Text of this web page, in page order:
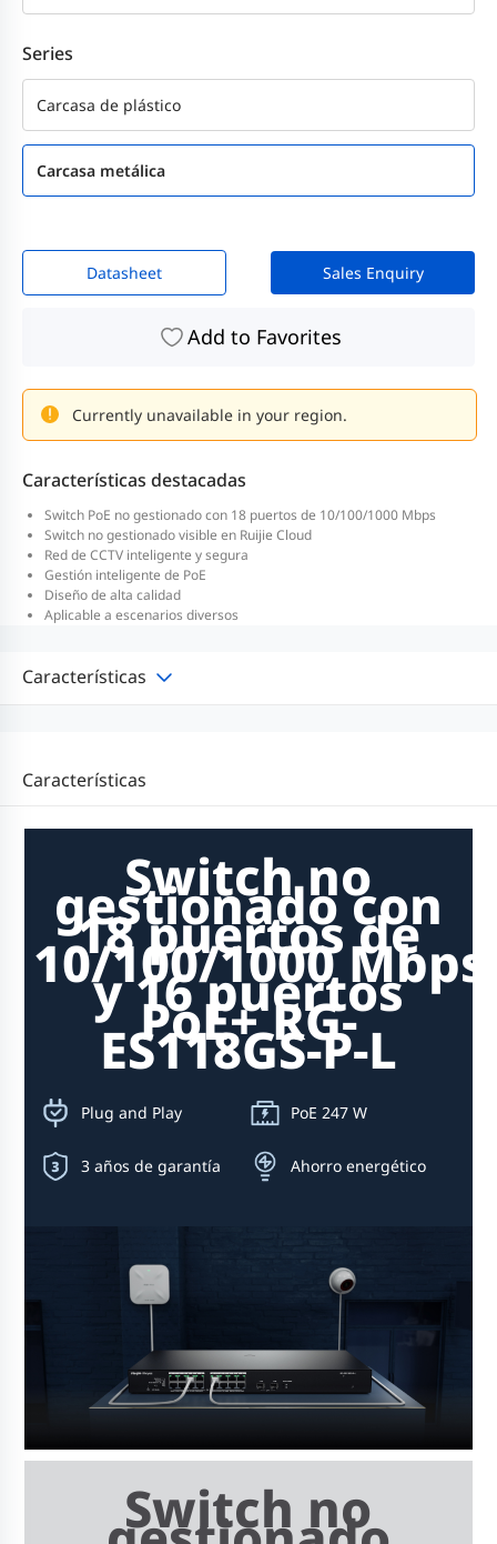
Series
Carcasa de plástico
Carcasa metálica
Datasheet Sales Enquiry
Add to Favorites
Currently unavailable in your region.
Características destacadas
Switch PoE no gestionado con 18 puertos de 10/100/1000 Mbps
Switch no gestionado visible en Ruijie Cloud
Red de CCTV inteligente y segura
Gestión inteligente de PoE
Diseño de alta calidad
Aplicable a escenarios diversos
Características
Características
Switch no
gestionado con
18 puertos de
10/100/1000 Mbps
y 16 puertos
PoE+ RG-
ES118GS-P-L
Plug and Play PoE 247 W
3 años de garantía Ahorro energético
Switch no